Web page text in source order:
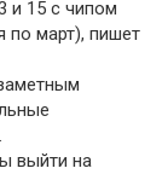
и 15 с чипом
по март), пишет
выйти на